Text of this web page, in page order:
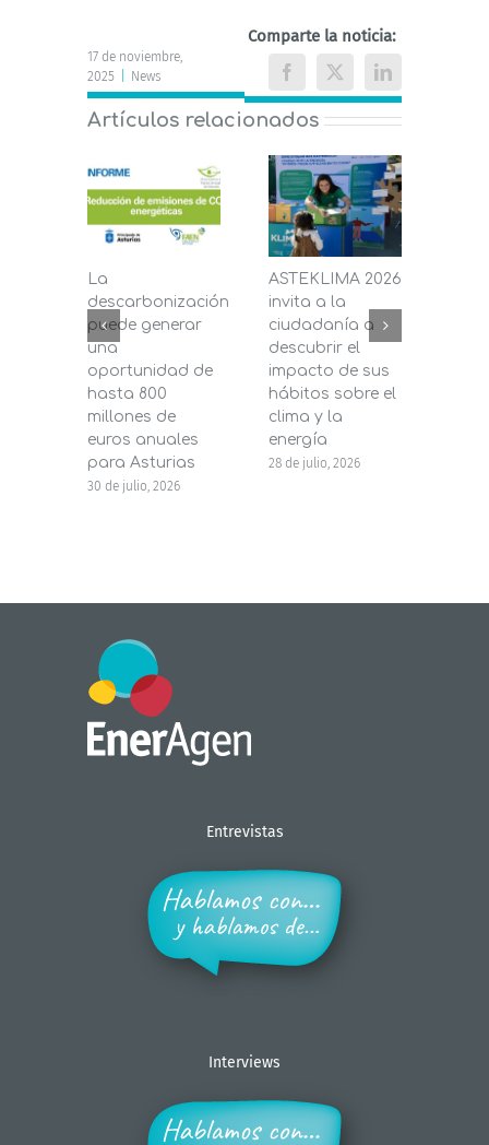
17 de noviembre,
2025
News
Comparte la noticia:
Facebook
X LinkedIn
Artículos relacionados
La
descarbonización
puede generar
una
oportunidad de
hasta 800
millones de
euros anuales
para Asturias
30 de julio, 2026
ASTEKLIMA 2026
invita a la
ciudadanía a
descubrir el
impacto de sus
hábitos sobre el
clima y la
energía
28 de julio, 2026
Entrevistas
Interviews